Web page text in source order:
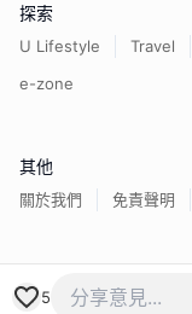
5
探索
U Lifestyle Travel
e-zone
其他
關於我們 免責聲明
香港經濟日報版權所有©